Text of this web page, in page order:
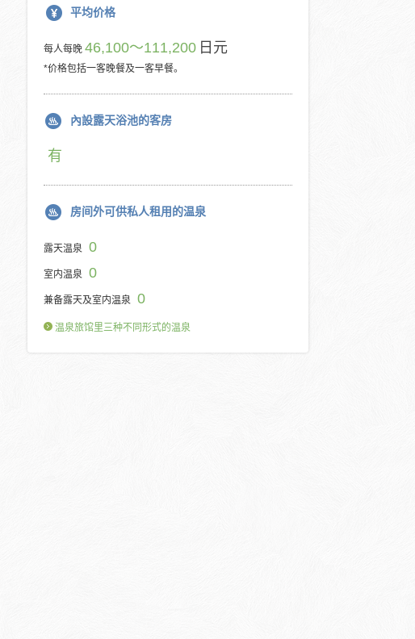
平均价格
每人每晚 46,100～111,200 日元
*价格包括一客晚餐及一客早餐。
內設露天浴池的客房
有
房间外可供私人租用的温泉
露天温泉 0
室内温泉 0
兼备露天及室内温泉 0
温泉旅馆里三种不同形式的温泉